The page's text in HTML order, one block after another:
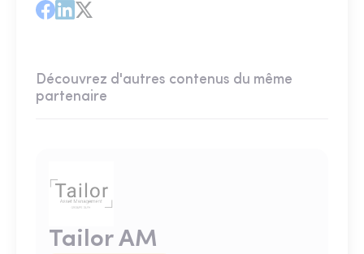
Découvrez d'autres contenus du même
partenaire
Tailor AM